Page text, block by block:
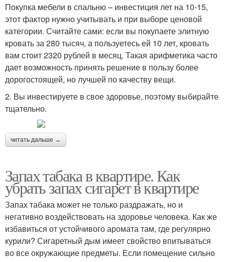
Покупка мебели в спальню – инвестиция лет на 10-15,
этот фактор нужно учитывать и при выборе ценовой
категории. Считайте сами: если вы покупаете элитную
кровать за 280 тысяч, а пользуетесь ей 10 лет, кровать
вам стоит 2320 рублей в месяц. Такая арифметика часто
дает возможность принять решение в пользу более
дорогостоящей, но лучшей по качеству вещи.
2. Вы инвестируете в свое здоровье, поэтому выбирайте
тщательно.
читать дальше →
Запах табака в квартире. Как
убрать запах сигарет в квартире
Запах табака может не только раздражать, но и
негативно воздействовать на здоровье человека. Как же
избавиться от устойчивого аромата там, где регулярно
курили? Сигаретный дым имеет свойство впитываться
во все окружающие предметы. Если помещение сильно